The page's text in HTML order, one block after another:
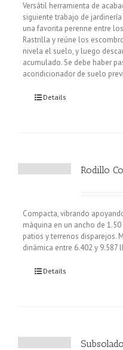
Versátil herramienta de
siguiente trabajo de
una favorita perenne entre
Rastrilla y reúne los
nivela el suelo, y luego
acumulado. Se debe haber
acondicionador de suelo
Details
Rodillo
Compacta, vibrando
máquina en un ancho de
patios y terrenos disparejos.
dinámica entre 6.402 y 9.587
Details